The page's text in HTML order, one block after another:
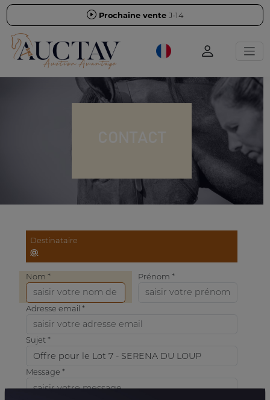
Prochaine vente J-14
Destinataire
@
Nom * Prénom *
Adresse email *
Sujet *
Message *